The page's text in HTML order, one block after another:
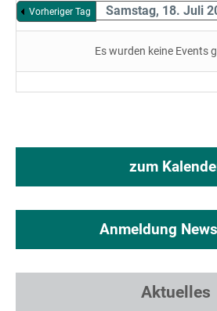
Vorheriger Tag Samstag, 18. Juli
Es wurden keine Events
zum
Anmeldung
Aktuelles